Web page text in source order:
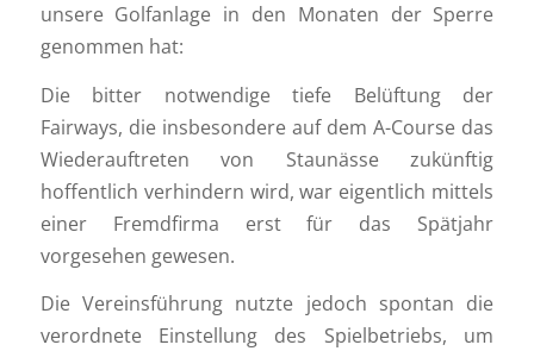
unsere Golfanlage in den Monaten der Sperre
genommen hat:
Die bitter notwendige tiefe Belüftung der
Fairways, die insbesondere auf dem A-Course das
Wiederauftreten von Staunässe zukünftig
hoffentlich verhindern wird, war eigentlich mittels
einer Fremdfirma erst für das Spätjahr
vorgesehen gewesen.
Die Vereinsführung nutzte jedoch spontan die
verordnete Einstellung des Spielbetriebs, um